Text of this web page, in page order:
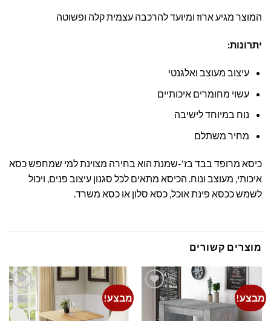
המוצר מגיע ארוז ומיועד להרכבה עצמית קלה ופשוטה
יתרונות:
עיצוב מעוצב ואלגנטי
עשוי מחומרים איכותיים
נוח במיוחד לישיבה
מחיר משתלם
כיסא מרופד בבד בז'-שמנת הוא בחירה מצוינת למי שמחפש כסא
איכותי, מעוצב ונוח. הכיסא מתאים לכל סגנון עיצוב פנים, ויכול
לשמש ככסא פינת אוכל, כסא סלון או כסא משרד.
מוצרים קשורים
מבצע!
Add to
wishlist
מבצע!
Add to
wishlist